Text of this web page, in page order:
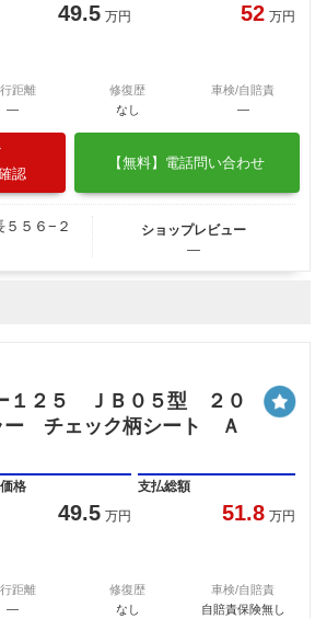
49.5 万円 52 万円
距離
―
修復歴
なし
車検/自賠責
―
認
【無料】電話問い合わせ
５６−２
ショップレビュー
―
１２５ ＪＢ０５型 ２０
ー チェック柄シート Ａ
格
49.5 万円
支払総額
51.8 万円
距離
―
修復歴
なし
車検/自賠責
自賠責保険無し